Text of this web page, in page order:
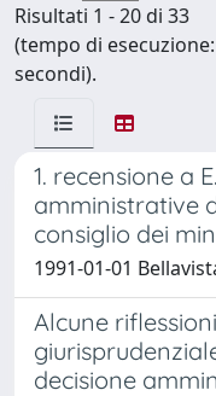
Risultati 1 - 20 di 33
(tempo di
secondi).
1. recensione a
amministrative
consiglio dei
1991-01-01
Alcune
decisione